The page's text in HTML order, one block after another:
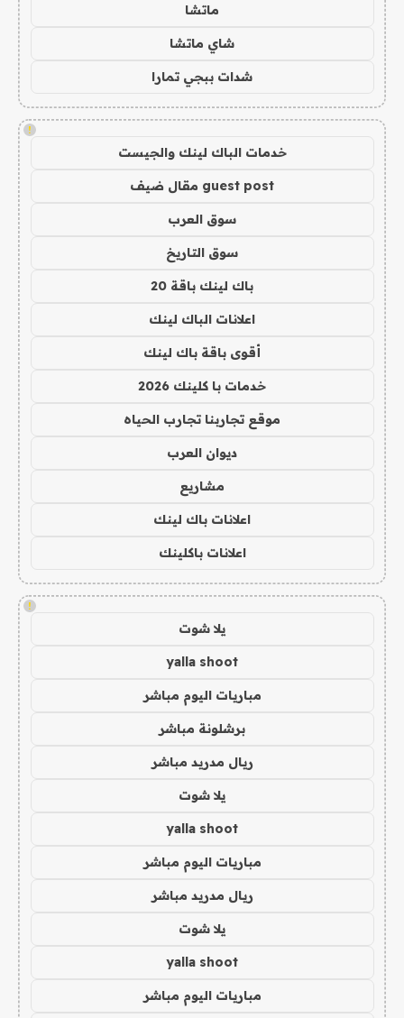
ماتشا
شاي ماتشا
شدات ببجي تمارا
!
خدمات الباك لينك والجيست
guest post مقال ضيف
سوق العرب
سوق التاريخ
باك لينك باقة 20
اعلانات الباك لينك
أقوى باقة باك لينك
خدمات با كلينك 2026
موقع تجاربنا تجارب الحياه
ديوان العرب
مشاريع
اعلانات باك لينك
اعلانات باكلينك
!
يلا شوت
yalla shoot
مباريات اليوم مباشر
برشلونة مباشر
ريال مدريد مباشر
يلا شوت
yalla shoot
مباريات اليوم مباشر
ريال مدريد مباشر
يلا شوت
yalla shoot
مباريات اليوم مباشر